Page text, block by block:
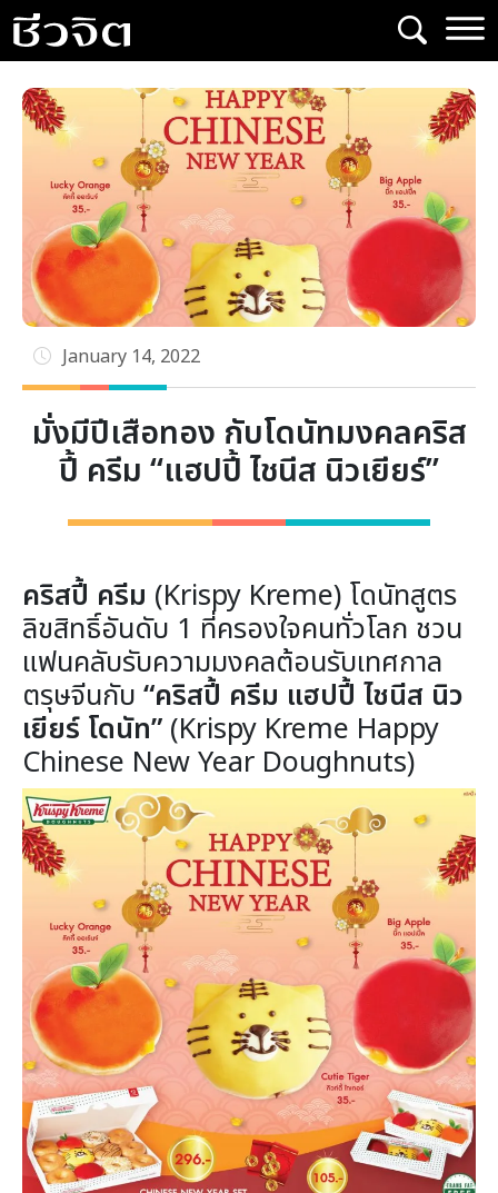
Skip
to
content
January 14, 2022
มั่งมีปีเสือทอง กับโดนัทมงคลคริส
ปี้ ครีม “แฮปปี้ ไชนีส นิวเยียร์”
คริสปี้ ครีม (Krispy Kreme) โดนัทสูตร
ลิขสิทธิ์อันดับ 1 ที่ครองใจคนทั่วโลก ชวน
แฟนคลับรับความมงคลต้อนรับเทศกาล
ตรุษจีนกับ “คริสปี้ ครีม แฮปปี้ ไชนีส นิว
เยียร์ โดนัท” (Krispy Kreme Happy
Chinese New Year Doughnuts)